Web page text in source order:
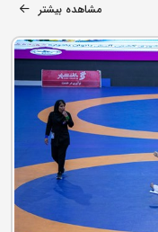
مشاهده بیشتر